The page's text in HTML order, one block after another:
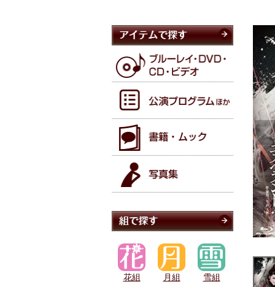
花組 月組 雪組